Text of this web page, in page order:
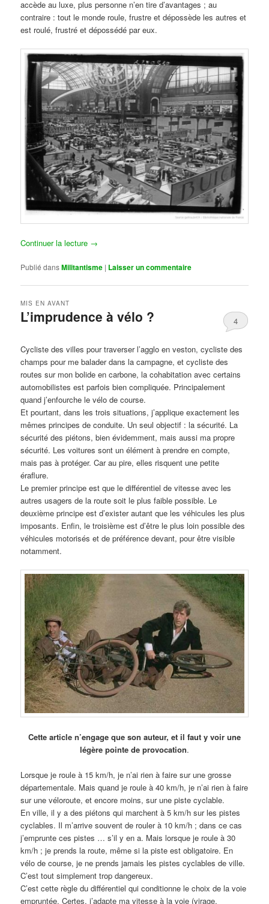
accède au luxe, plus personne n’en tire d’avantages ; au
contraire : tout le monde roule, frustre et dépossède les autres et
est roulé, frustré et dépossédé par eux.
Continuer la lecture →
Publié dansMilitantisme | Laisser un commentaire
L’imprudence à vélo ?
MIS EN AVANT
4
Cycliste des villes pour traverser l’agglo en veston, cycliste des
champs pour me balader dans la campagne, et cycliste des
routes sur mon bolide en carbone, la cohabitation avec certains
automobilistes est parfois bien compliquée. Principalement
quand j’enfourche le vélo de course.
Et pourtant, dans les trois situations, j’applique exactement les
mêmes principes de conduite. Un seul objectif : la sécurité. La
sécurité des piétons, bien évidemment, mais aussi ma propre
sécurité. Les voitures sont un élément à prendre en compte,
mais pas à protéger. Car au pire, elles risquent une petite
éraflure.
Le premier principe est que le différentiel de vitesse avec les
autres usagers de la route soit le plus faible possible. Le
deuxième principe est d’exister autant que les véhicules les plus
imposants. Enfin, le troisième est d’être le plus loin possible des
véhicules motorisés et de préférence devant, pour être visible
notamment.
Cette article n’engage que son auteur, et il faut y voir une
légère pointe de provocation.
Lorsque je roule à 15 km/h, je n’ai rien à faire sur une grosse
départementale. Mais quand je roule à 40 km/h, je n’ai rien à faire
sur une véloroute, et encore moins, sur une piste cyclable.
En ville, il y a des piétons qui marchent à 5 km/h sur les pistes
cyclables. Il m’arrive souvent de rouler à 10 km/h ; dans ce cas
j’emprunte ces pistes … s’il y en a. Mais lorsque je roule à 30
km/h ; je prends la route, même si la piste est obligatoire. En
vélo de course, je ne prends jamais les pistes cyclables de ville.
C’est tout simplement trop dangereux.
C’est cette règle du différentiel qui conditionne le choix de la voie
empruntée. Certes, j’adapte ma vitesse à la voie (virage,